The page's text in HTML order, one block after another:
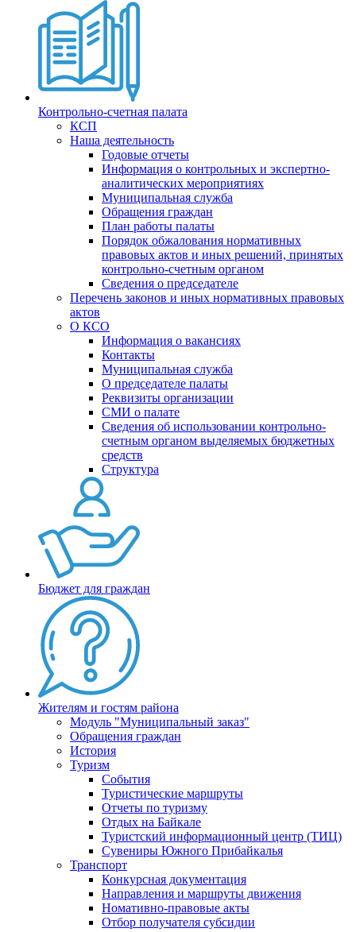
Контрольно-счетная палата
КСП
Наша деятельность
Годовые отчеты
Информация о контрольных и экспертно-
аналитических мероприятиях
Муниципальная служба
Обращения граждан
План работы палаты
Порядок обжалования нормативных
правовых актов и иных решений, принятых
контрольно-счетным органом
Сведения о председателе
Перечень законов и иных нормативных правовых
актов
О КСО
Информация о вакансиях
Контакты
Муниципальная служба
О председателе палаты
Реквизиты организации
СМИ о палате
Сведения об использовании контрольно-
счетным органом выделяемых бюджетных
средств
Структура
Бюджет для граждан
Жителям и гостям района
Модуль "Муниципальный заказ"
Обращения граждан
История
Туризм
События
Туристические маршруты
Отчеты по туризму
Отдых на Байкале
Туристский информационный центр (ТИЦ)
Сувениры Южного Прибайкалья
Транспорт
Конкурсная документация
Направления и маршруты движения
Номативно-правовые акты
Отбор получателя субсидии